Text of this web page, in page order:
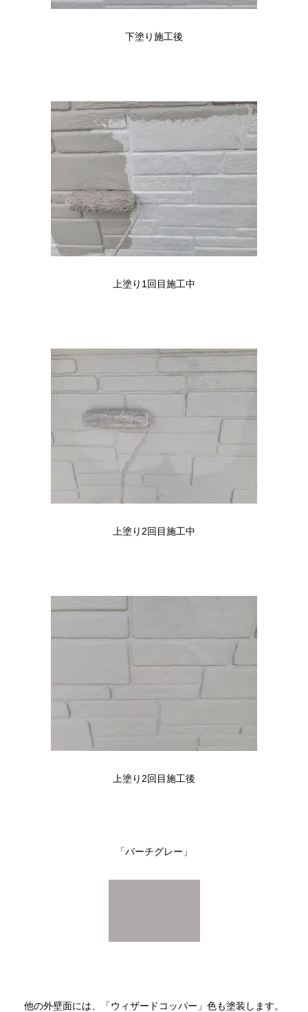
下塗り施工後
上塗り1回目施工中
上塗り2回目施工中
上塗り2回目施工後
「バーチグレー」
他の外壁面には、「ウィザードコッパー」色も塗装します。